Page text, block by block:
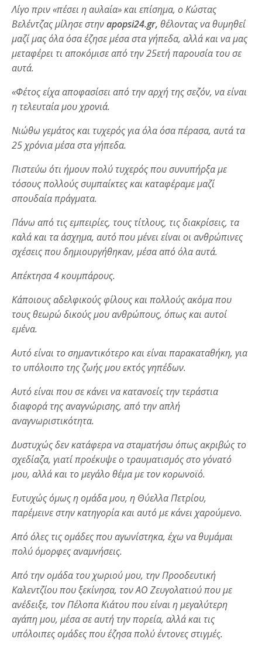
Λίγο πριν «πέσει η αυλαία» και επίσημα, ο Κώστας
Βελέντζας μίλησε στηνapopsi24.gr, θέλοντας να θυμηθεί
μαζί μας όλα όσα έζησε μέσα στα γήπεδα, αλλά και να μας
μεταφέρει τι αποκόμισε από την 25ετή παρουσία του σε
αυτά.
«Φέτος είχα αποφασίσει από την αρχή της σεζόν, να είναι
η τελευταία μου χρονιά.
Νιώθω γεμάτος και τυχερός για όλα όσα πέρασα, αυτά τα
25 χρόνια μέσα στα γήπεδα.
Πιστεύω ότι ήμουν πολύ τυχερός που συνυπήρξα με
τόσους πολλούς συμπαίκτες και καταφέραμε μαζί
σπουδαία πράγματα.
Πάνω από τις εμπειρίες, τους τίτλους, τις διακρίσεις, τα
καλά και τα άσχημα, αυτό που μένει είναι οι ανθρώπινες
σχέσεις που δημιουργήθηκαν, μέσα από όλα αυτά.
Απέκτησα 4 κουμπάρους.
Κάποιους αδελφικούς φίλους και πολλούς ακόμα που
τους θεωρώ δικούς μου ανθρώπους, όπως και αυτοί
εμένα.
Αυτό είναι το σημαντικότερο και είναι παρακαταθήκη, για
το υπόλοιπο της ζωής μου εκτός γηπέδων.
Αυτό είναι που σε κάνει να κατανοείς την τεράστια
διαφορά της αναγνώρισης, από την απλή
αναγνωριστικότητα.
Δυστυχώς δεν κατάφερα να σταματήσω όπως ακριβώς το
σχεδίαζα, γιατί προέκυψε ο τραυματισμός στο γόνατό
μου, αλλά και το μεγάλο θέμα με τον κορωνοϊό.
Ευτυχώς όμως η ομάδα μου, η Θύελλα Πετρίου,
παρέμεινε στην κατηγορία και αυτό με κάνει χαρούμενο.
Από όλες τις ομάδες που αγωνίστηκα, έχω να θυμάμαι
πολύ όμορφες αναμνήσεις.
Από την ομάδα του χωριού μου, την Προοδευτική
Καλεντζίου που ξεκίνησα, τον ΑΟ Ζευγολατιού που με
ανέδειξε, τον Πέλοπα Κιάτου που είναι η μεγαλύτερη
αγάπη μου, μέσα σε αυτή την πορεία, αλλά και τις
υπόλοιπες ομάδες που έζησα πολύ έντονες στιγμές.